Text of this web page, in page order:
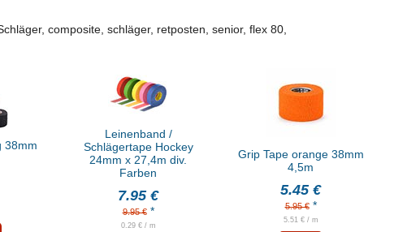
composite, schläger, retposten, senior, flex 80,
38mm
Leinenband /
Schlägertape Hockey
24mm x 27,4m div.
Farben
7.95 €
9.95 €*
0.29 € / m
Grip Tape orange 38mm
4,5m
5.45 €
5.95 €*
5.51 € / m